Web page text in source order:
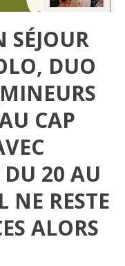
SÉJOUR
DUO
CAP
20 AU
NE RESTE
ALORS